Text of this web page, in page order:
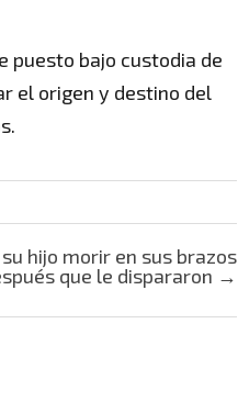
puesto bajo custodia de
el origen y destino del
hijo morir en sus brazos
que le dispararon →